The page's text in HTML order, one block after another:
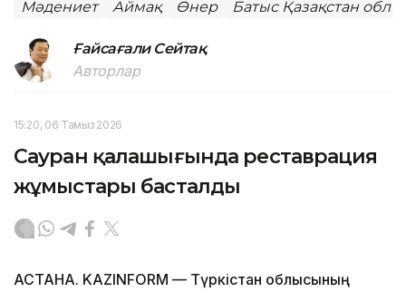
Мәдениет Аймақ Өнер Батыс Қазақстан
Ғайсағали Сейтақ
Авторлар
15:20, 06 Тамыз 2026
Сауран қалашығында реставрация
жұмыстары басталды
АСТАНА. KAZINFORM — Түркістан облысының